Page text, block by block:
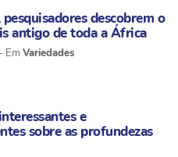
descobrem o
antigo de toda a África
Variedades
e
sobre as profundezas